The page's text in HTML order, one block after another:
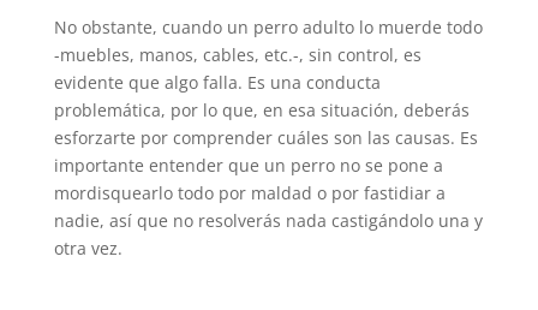
No obstante, cuando un perro adulto lo muerde todo
-muebles, manos, cables, etc.-, sin control, es
evidente que algo falla. Es una conducta
problemática, por lo que, en esa situación, deberás
esforzarte por comprender cuáles son las causas. Es
importante entender que un perro no se pone a
mordisquearlo todo por maldad o por fastidiar a
nadie, así que no resolverás nada castigándolo una y
otra vez.